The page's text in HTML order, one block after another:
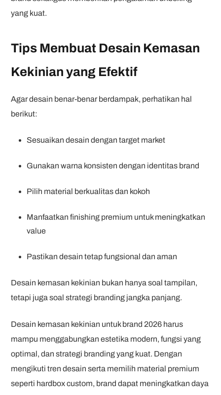
yang kuat.
Tips Membuat Desain Kemasan
Kekinian yang Efektif
Agar desain benar-benar berdampak, perhatikan hal
berikut:
Sesuaikan desain dengan target market
Gunakan warna konsisten dengan identitas brand
Pilih material berkualitas dan kokoh
Manfaatkan finishing premium untuk meningkatkan
value
Pastikan desain tetap fungsional dan aman
Desain kemasan kekinian bukan hanya soal tampilan,
tetapi juga soal strategi branding jangka panjang.
Desain kemasan kekinian untuk brand 2026 harus
mampu menggabungkan estetika modern, fungsi yang
optimal, dan strategi branding yang kuat. Dengan
mengikuti tren desain serta memilih material premium
seperti hardbox custom, brand dapat meningkatkan daya